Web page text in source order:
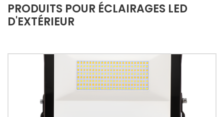
PRODUITS POUR ÉCLAIRAGES LED
D'EXTÉRIEUR